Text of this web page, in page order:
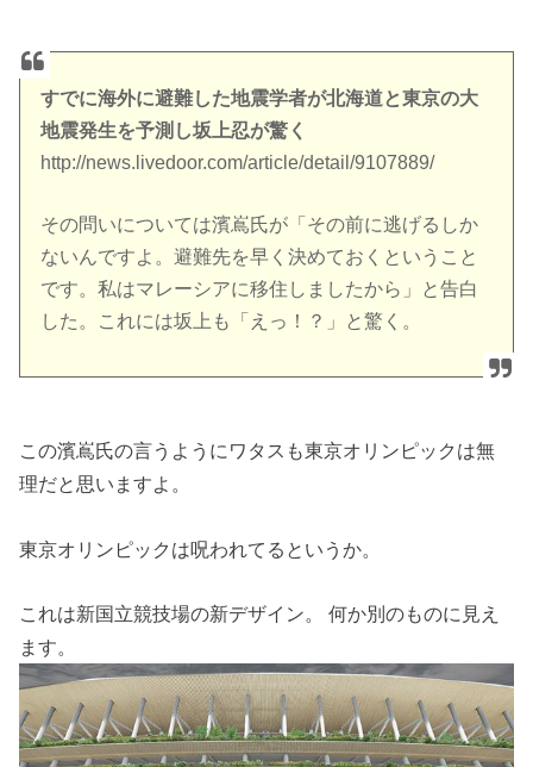
すでに海外に避難した地震学者が北海道と東京の大
地震発生を予測し坂上忍が驚く
http://news.livedoor.com/article/detail/9107889/
その問いについては濱嶌氏が「その前に逃げるしか
ないんですよ。避難先を早く決めておくということ
です。私はマレーシアに移住しましたから」と告白
した。これには坂上も「えっ！？」と驚く。
この濱嶌氏の言うようにワタスも東京オリンピックは無
理だと思いますよ。
東京オリンピックは呪われてるというか。
これは新国立競技場の新デザイン。 何か別のものに見え
ます。